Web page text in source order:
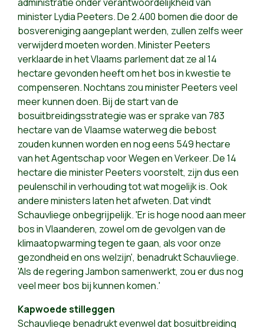
minister Lydia Peeters. De 2.400 bomen die door de
bosvereniging aangeplant werden, zullen zelfs weer
verwijderd moeten worden. Minister Peeters
verklaarde in het Vlaams parlement dat ze al 14
hectare gevonden heeft om het bos in kwestie te
compenseren. Nochtans zou minister Peeters veel
meer kunnen doen. Bij de start van de
bosuitbreidingsstrategie was er sprake van 783
hectare van de Vlaamse waterweg die bebost
zouden kunnen worden en nog eens 549 hectare
van het Agentschap voor Wegen en Verkeer. De 14
hectare die minister Peeters voorstelt, zijn dus een
peulenschil in verhouding tot wat mogelijk is. Ook
andere ministers laten het afweten. Dat vindt
Schauvliege onbegrijpelijk. 'Er is hoge nood aan meer
bos in Vlaanderen, zowel om de gevolgen van de
klimaatopwarming tegen te gaan, als voor onze
gezondheid en ons welzijn', benadrukt Schauvliege.
'Als de regering Jambon samenwerkt, zou er dus nog
veel meer bos bij kunnen komen.'
Kapwoede stilleggen
Schauvliege benadrukt evenwel dat bosuitbreiding